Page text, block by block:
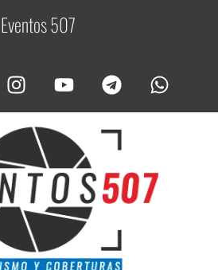
Eventos 507C